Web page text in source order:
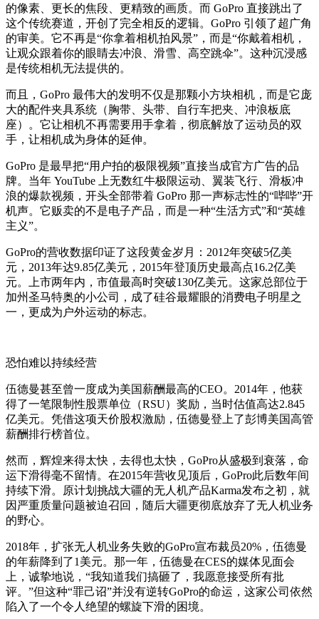
的像素、更长的焦段、更精致的画质。而 GoPro 直接跳出了
这个传统赛道，开创了完全相反的逻辑。GoPro 引领了超广角
的审美。它不再是“你拿着相机拍风景”，而是“你戴着相机，
让观众跟着你的眼睛去冲浪、滑雪、高空跳伞”。这种沉浸感
是传统相机无法提供的。
而且，GoPro 最伟大的发明不仅是那颗小方块相机，而是它庞
大的配件夹具系统（胸带、头带、自行车把夹、冲浪板底
座）。它让相机不再需要用手拿着，彻底解放了运动员的双
手，让相机成为身体的延伸。
GoPro 是最早把“用户拍的极限视频”直接当成官方广告的品
牌。当年 YouTube 上无数红牛极限运动、翼装飞行、滑板冲
浪的爆款视频，开头全部带着 GoPro 那一声标志性的“哔哔”开
机声。它贩卖的不是电子产品，而是一种“生活方式”和“英雄
主义”。
GoPro的营收数据印证了这段黄金岁月：2012年突破5亿美
元，2013年达9.85亿美元，2015年登顶历史最高点16.2亿美
元。上市两年内，市值最高时突破130亿美元。这家总部位于
加州圣马特奥的小公司，成了硅谷最耀眼的消费电子明星之
一，更成为户外运动的标志。
恐怕难以持续经营
伍德曼甚至曾一度成为美国薪酬最高的CEO。2014年，他获
得了一笔限制性股票单位（RSU）奖励，当时估值高达2.845
亿美元。凭借这项天价股权激励，伍德曼登上了彭博美国高管
薪酬排行榜首位。
然而，辉煌来得太快，去得也太快，GoPro从盛极到衰落，命
运下滑得毫不留情。在2015年营收见顶后，GoPro此后数年间
持续下滑。原计划挑战大疆的无人机产品Karma发布之初，就
因严重质量问题被迫召回，随后大疆更彻底放弃了无人机业务
的野心。
2018年，扩张无人机业务失败的GoPro宣布裁员20%，伍德曼
的年薪降到了1美元。那一年，伍德曼在CES的媒体见面会
上，诚挚地说，“我知道我们搞砸了，我愿意接受所有批
评。”但这种“罪己诏”并没有逆转GoPro的命运，这家公司依然
陷入了一个令人绝望的螺旋下滑的困境。